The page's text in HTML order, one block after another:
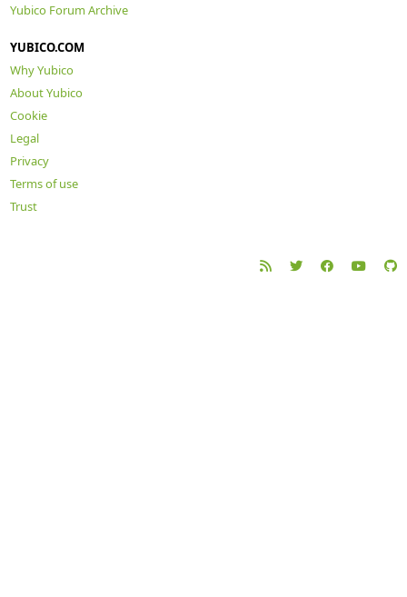
Yubico Forum Archive
YUBICO.COM
Why Yubico
About Yubico
Cookie
Legal
Privacy
Terms of use
Trust